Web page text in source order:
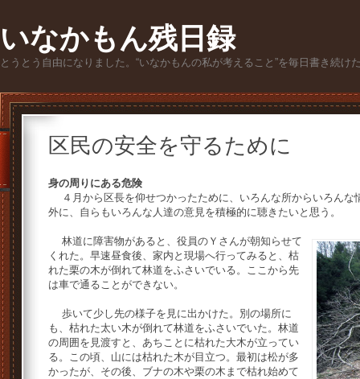
いなかもん残日録
とうとう自由になりました。“いなかもんの私が考えること”を毎日書き続け
区民の安全を守るために
身の周りにある危険
４月から区長を仰せつかったために、いろんな所からいろんな
外に、自らもいろんな人達の意見を積極的に聴きたいと思う。
林道に障害物があると、役員のＹさんが朝知らせて
くれた。早速昼食後、家内と現場へ行ってみると、枯
れた栗の木が倒れて林道をふさいでいる。ここから先
は車で通ることができない。
歩いて少し先の様子を見に出かけた。別の場所に
も、枯れた太い木が倒れて林道をふさいでいた。林道
の周囲を見渡すと、あちことに枯れた大木が立ってい
る。この頃、山には枯れた木が目立つ。最初は松が多
かったが、その後、ブナの木や栗の木まで枯れ始めて